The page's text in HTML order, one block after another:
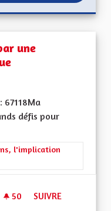
une
67118Ma
défis pour
: Les solidarités, les soins
l'implication
50 50 ABONNÉS
SUIVRE